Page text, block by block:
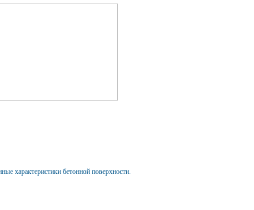
характеристики бетонной поверхности.